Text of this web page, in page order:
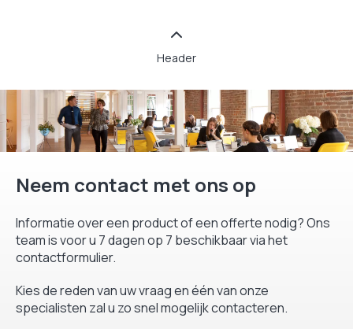
Header
Neem contact met ons op
Informatie over een product of een offerte nodig? Ons
team is voor u 7 dagen op 7 beschikbaar via het
contactformulier.
Kies de reden van uw vraag en één van onze
specialisten zal u zo snel mogelijk contacteren.